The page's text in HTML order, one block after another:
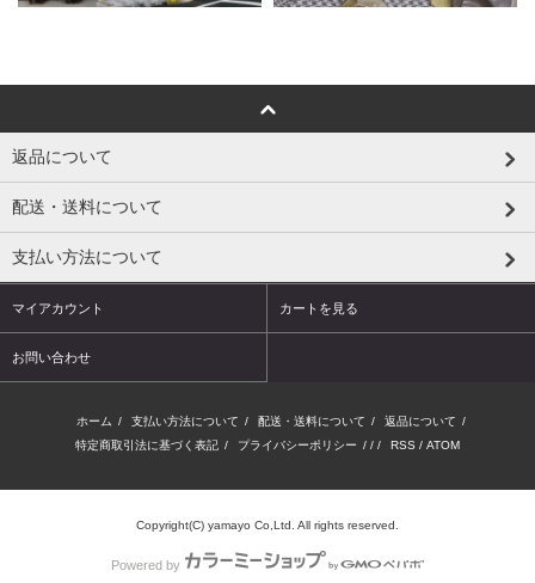
返品について
配送・送料について
支払い方法について
マイアカウント カートを見る
お問い合わせ
ホーム / 支払い方法について / 配送・送料について / 返品について /
特定商取引法に基づく表記 / プライバシーポリシー / / / RSS / ATOM
Copyright(C) yamayo Co,Ltd. All rights reserved.
Powered by